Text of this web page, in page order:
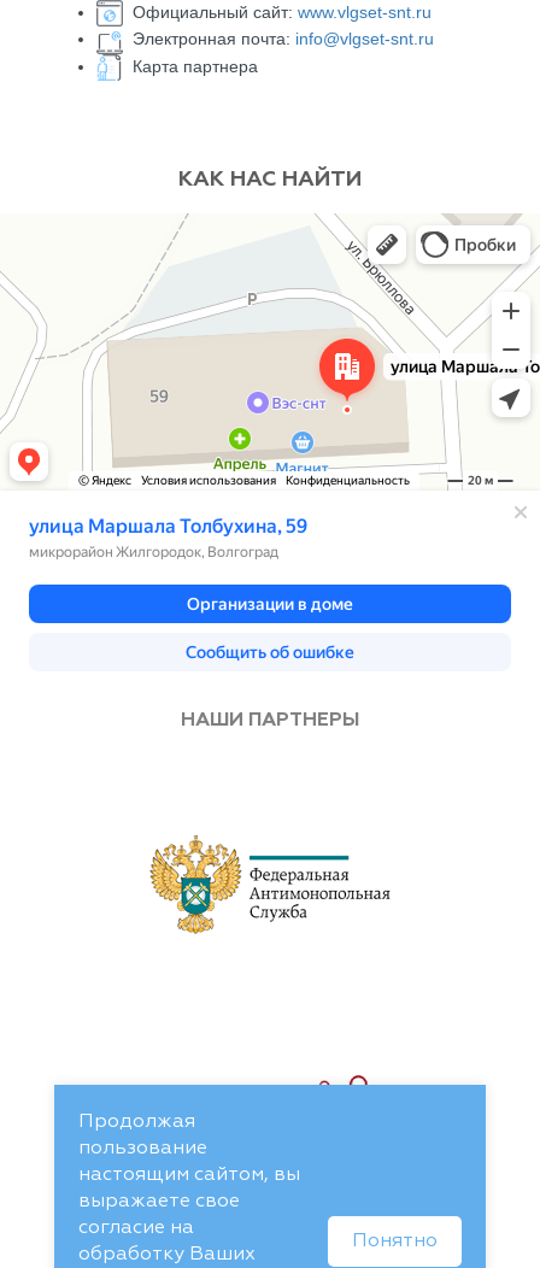
Официальный сайт: www.vlgset-snt.ru
Электронная почта: info@vlgset-snt.ru
​ Карта партнера
КАК НАС НАЙТИ
НАШИ ПАРТНЕРЫ
Продолжая
пользование
настоящим сайтом, вы
выражаете свое
согласие на
обработку Ваших
Понятно